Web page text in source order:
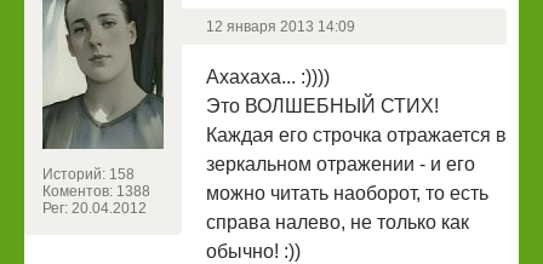
Историй: 158
Коментов: 1388
Рег: 20.04.2012
12 января 2013 14:09
Ахахаха... :))))
Это ВОЛШЕБНЫЙ СТИХ!
Каждая его строчка отражается в
зеркальном отражении - и его
можно читать наоборот, то есть
справа налево, не только как
обычно! :))